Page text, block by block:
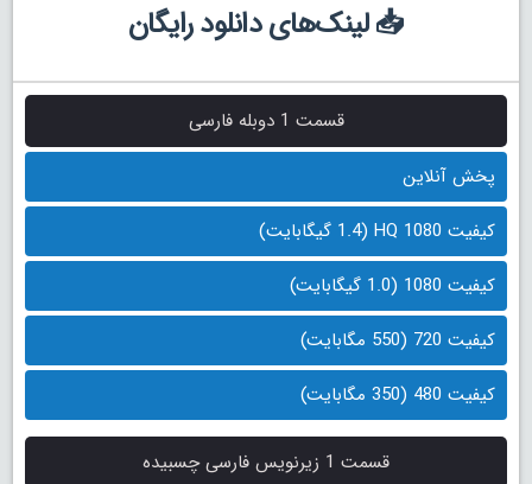
📥 لینک‌های دانلود رایگان
قسمت 1 دوبله فارسی
پخش آنلاین
کیفیت 1080 HQ (1.4 گیگابایت)
کیفیت 1080 (1.0 گیگابایت)
کیفیت 720 (550 مگابایت)
کیفیت 480 (350 مگابایت)
قسمت 1 زیرنویس فارسی چسبیده